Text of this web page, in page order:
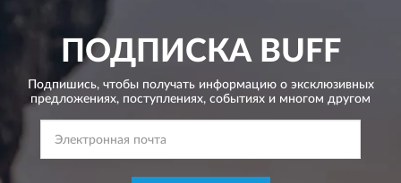
ПОДПИСКАBUFF
Подпишись, чтобы получать информацию о эксклюзивных
предложениях, поступлениях, событиях и многом другом